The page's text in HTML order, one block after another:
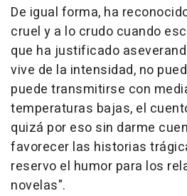
De igual forma, ha
cruel y a lo crudo cuando
que ha justificado
vive de la intensidad, no
puede transmitirse con
temperaturas bajas, el
quizá por eso sin darme
favorecer las historias
reservo el humor para los
novelas".